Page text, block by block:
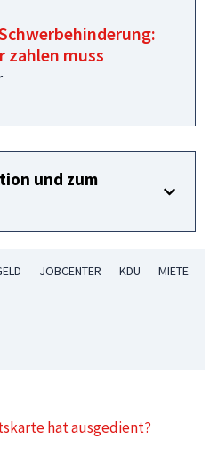
zahlen muss
und zum
JOBCENTER KDU MIETE
hat ausgedient?